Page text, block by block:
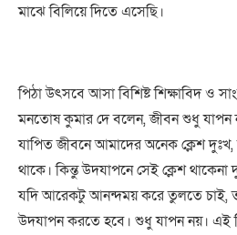
মাঝেবিলিয়েদিতেএসেছি।
পিঠাউৎসবেআসাবিশিষ্টশিক্ষাবিদও
মনতোষকুমারদেবলেন,জীবনশুধুযাপন
যাপিতজীবনেআমাদেরঅনেকক্লেশদুঃখ,
থাকে। কিন্তুউদযাপনেসেইক্লেশথাকেনা
যদিআরেকটুআনন্দময়করেতুলতেচাই,
উদযাপনকরতেহবে। শুধুযাপননয়। এই